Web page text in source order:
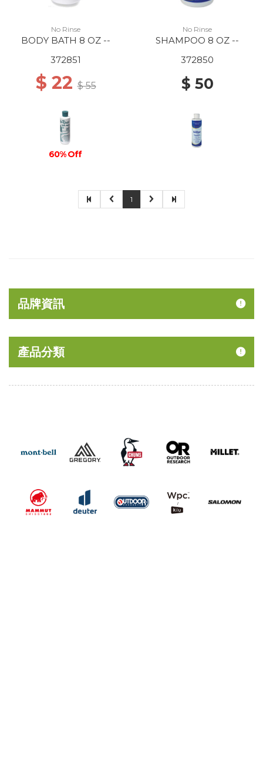
No Rinse
BODY BATH 8 OZ --
372851
$ 22$ 55
60% Off
No Rinse
SHAMPOO 8 OZ --
372850
$ 50
1
品牌資訊
產品分類